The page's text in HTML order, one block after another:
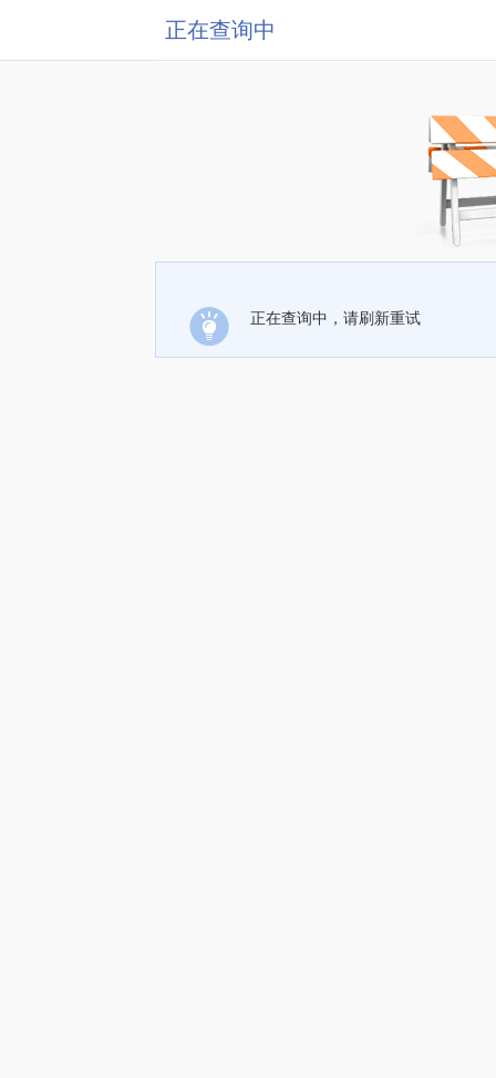
正在查询中
正在查询中，请刷新重试